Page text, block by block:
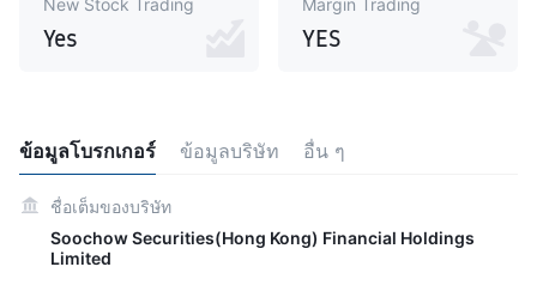
New Stock Trading
Yes
Margin Trading
YES
ข้อมูลโบรกเกอร์ ข้อมูลบริษัท อื่น ๆ
ชื่อเต็มของบริษัท
Soochow Securities(Hong Kong) Financial Holdings
Limited